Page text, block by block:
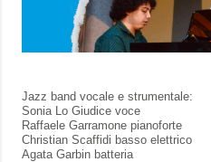
Jazz band vocale e strumentale:
Sonia Lo Giudice voce
Raffaele Garramone pianoforte
Christian Scaffidi basso elettrico
Agata Garbin batteria